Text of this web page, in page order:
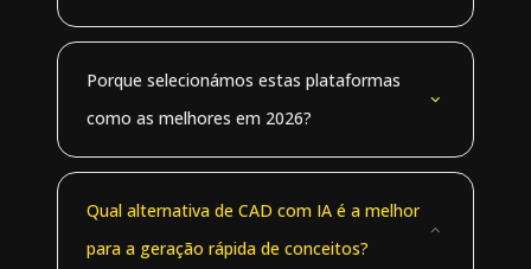
Porque selecionámos estas plataformas
como as melhores em 2026?
Qual alternativa de CAD com IA é a melhor
para a geração rápida de conceitos?